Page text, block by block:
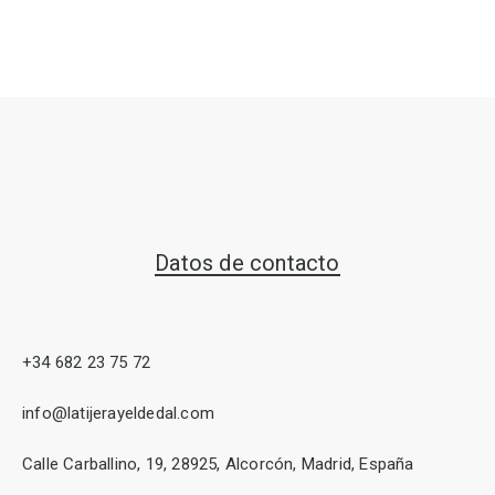
Datos de contacto
+34 682 23 75 72
info@latijerayeldedal.com
Calle Carballino, 19, 28925, Alcorcón, Madrid, España